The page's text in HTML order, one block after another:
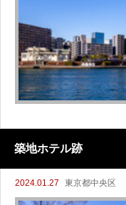
築地ホテル跡
2024.01.27 東京都中央区